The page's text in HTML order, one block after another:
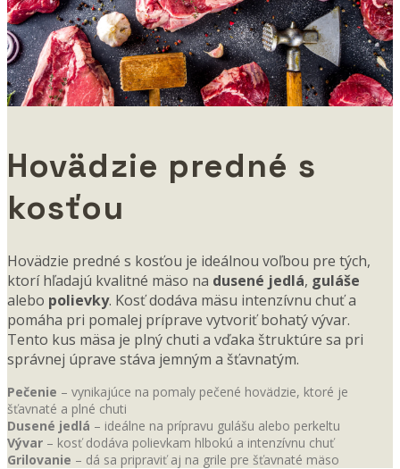
Hovädzie predné s
kosťou
Hovädzie predné s kosťou je ideálnou voľbou pre tých,
ktorí hľadajú kvalitné mäso na dusené jedlá, guláše
alebo polievky. Kosť dodáva mäsu intenzívnu chuť a
pomáha pri pomalej príprave vytvoriť bohatý vývar.
Tento kus mäsa je plný chuti a vďaka štruktúre sa pri
správnej úprave stáva jemným a šťavnatým.
Pečenie – vynikajúce na pomaly pečené hovädzie, ktoré je
šťavnaté a plné chuti
Dusené jedlá – ideálne na prípravu gulášu alebo perkeltu
Vývar – kosť dodáva polievkam hlbokú a intenzívnu chuť
Grilovanie – dá sa pripraviť aj na grile pre šťavnaté mäso